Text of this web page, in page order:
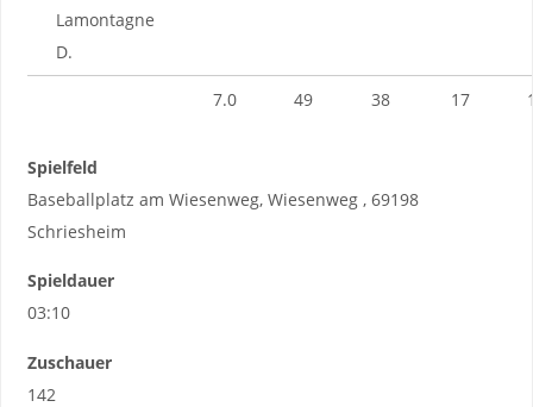
Lamontagne
D.
7.0 49 38 17
Spielfeld
Baseballplatz am Wiesenweg, Wiesenweg , 69198
Schriesheim
Spieldauer
03:10
Zuschauer
142